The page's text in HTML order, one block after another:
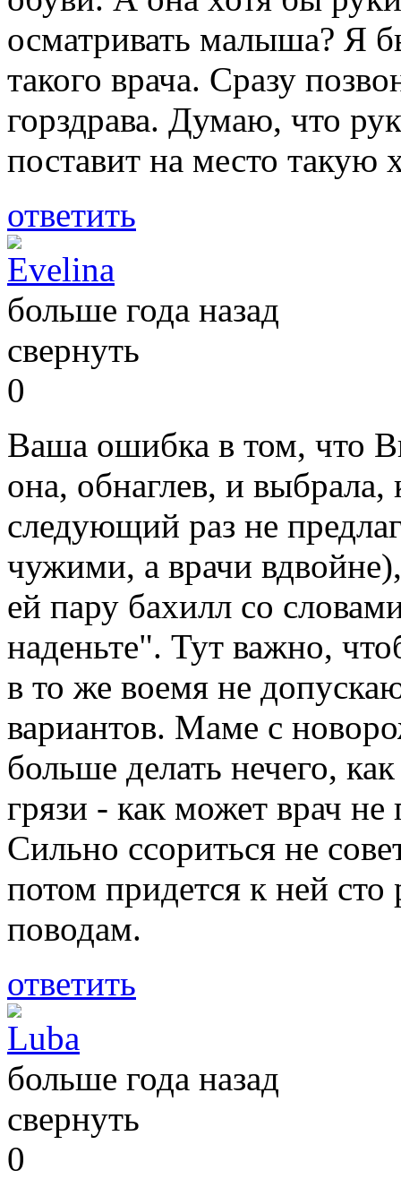
осматривать малыша? Я
такого врача. Сразу
горздрава. Думаю, что
поставит на место такую
ответить
Evelina
больше года назад
свернуть
0
Ваша ошибка в том, что
она, обнаглев, и
следующий раз не
чужими, а врачи
ей пару бахилл со
наденьте". Тут важно,
в то же воемя не
вариантов. Маме с
больше делать нечего,
грязи - как может врач
Сильно ссориться не
потом придется к ней
поводам.
ответить
Luba
больше года назад
свернуть
0